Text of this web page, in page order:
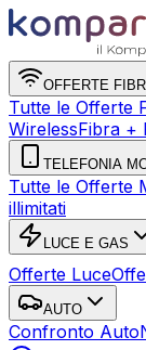
OFFERTE
Tutte le Offerte
WirelessFibra +
TELEFONIA
Tutte le Offerte
illimitati
LUCE E GAS
Offerte Luce
AUTO
Confronto Auto